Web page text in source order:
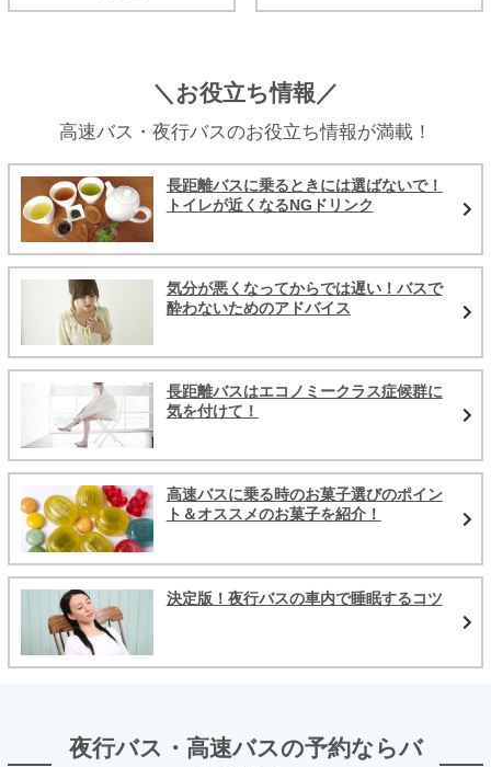
＼お役立ち情報／
高速バス・夜行バスのお役立ち情報が満載！
長距離バスに乗るときには選ばないで！
トイレが近くなるNGドリンク
気分が悪くなってからでは遅い！バスで
酔わないためのアドバイス
長距離バスはエコノミークラス症候群に
気を付けて！
高速バスに乗る時のお菓子選びのポイン
ト＆オススメのお菓子を紹介！
決定版！夜行バスの車内で睡眠するコツ
夜行バス・高速バスの予約ならバ